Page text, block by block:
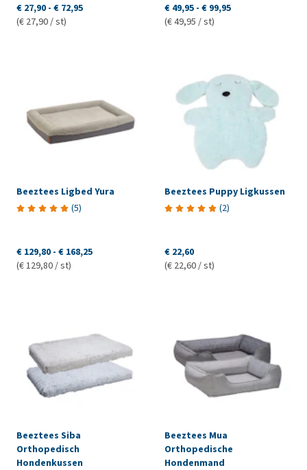
€ 27,90 - € 72,95
(€ 27,90 / st)
€ 49,95 - € 99,95
(€ 49,95 / st)
Beeztees Ligbed Yura
(5)
€ 129,80 - € 168,25
(€ 129,80 / st)
Beeztees Puppy Ligkussen
(2)
€ 22,60
(€ 22,60 / st)
Beeztees Siba
Orthopedisch
Hondenkussen
Beeztees Mua
Orthopedische
Hondenmand